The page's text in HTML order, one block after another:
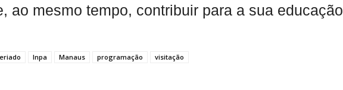
ao mesmo tempo, contribuir para a sua educação
Inpa Manaus programação visitação